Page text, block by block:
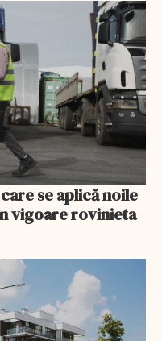
se aplică noile
vigoare rovinieta